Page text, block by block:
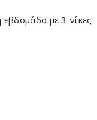
με 3 νίκες